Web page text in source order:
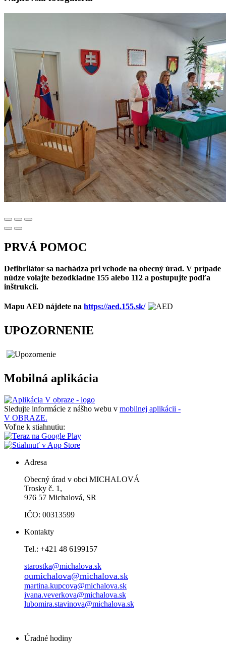
PRVÁ POMOC
Defibrilátor sa nachádza pri vchode na obecný úrad. V prípade
núdze volajte bezodkladne 155 alebo 112 a postupujte podľa
inštrukcií.
Mapu AED nájdete na https://aed.155.sk/
UPOZORNENIE
Mobilná aplikácia
Sledujte informácie z nášho webu v mobilnej aplikácii -
V OBRAZE.
Voľne k stiahnutiu:
Adresa
Obecný úrad v obci MICHALOVÁ
Trosky č. 1,
976 57 Michalová, SR
IČO: 00313599
Kontakty
Tel.: +421 48 6199157
starostka@michalova.sk
oumichalova@michalova.sk
martina.kupcova@michalova.sk
ivana.veverkova@michalova.sk
lubomira.stavinova@michalova.sk
Úradné hodiny